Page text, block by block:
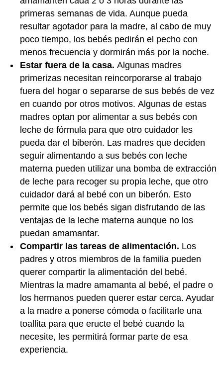
primeras semanas de vida. Aunque pueda
resultar agotador para la madre, al cabo de muy
poco tiempo, los bebés pedirán el pecho con
menos frecuencia y dormirán más por la noche.
Estar fuera de la casa. Algunas madres
primerizas necesitan reincorporarse al trabajo
fuera del hogar o separarse de sus bebés de vez
en cuando por otros motivos. Algunas de estas
madres optan por alimentar a sus bebés con
leche de fórmula para que otro cuidador les
pueda dar el biberón. Las madres que deciden
seguir alimentando a sus bebés con leche
materna pueden utilizar una bomba de extracción
de leche para recoger su propia leche, que otro
cuidador dará al bebé con un biberón. Esto
permite que los bebés sigan disfrutando de las
ventajas de la leche materna aunque no los
puedan amamantar.
Compartir las tareas de alimentación. Los
padres y otros miembros de la familia pueden
querer compartir la alimentación del bebé.
Mientras la madre amamanta al bebé, el padre o
los hermanos pueden querer estar cerca. Ayudar
a la madre a ponerse cómoda o facilitarle una
toallita para que eructe el bebé cuando la
necesite, les permitirá formar parte de esa
experiencia.